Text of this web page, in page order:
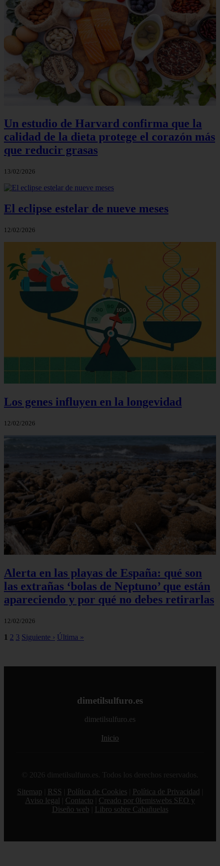
Un estudio de Harvard confirma que la
calidad de la dieta protege el corazón más
que reducir grasas
13/02/2026
El eclipse estelar de nueve meses
12/02/2026
Los genes influyen en la longevidad
12/02/2026
Alerta en las playas de España: qué son
las extrañas ‘bolas de Neptuno’ que están
apareciendo y por qué no debes retirarlas
12/02/2026
1 2 3 Siguiente › Última »
dimetilsulfuro.es
dimetilsulfuro.es
Inicio
© 2026 dimetilsulfuro.es. Todos los derechos reservados.
Sitemap
RSS Política de Cookies Política de Privacidad
Aviso legal
Contacto
Creado por 0lemiswebs SEO y
Diseño web
Libro sobre Cabañuelas